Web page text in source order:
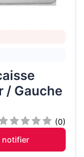
/ Gauche
(0)
notifier